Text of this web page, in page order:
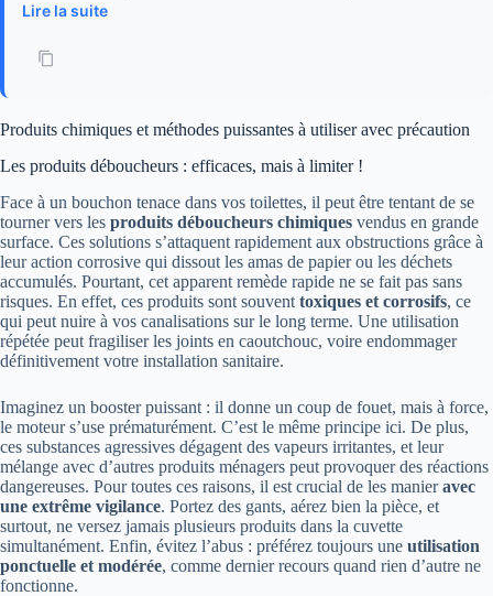
Lire la suite
Produits chimiques et méthodes puissantes à utiliser avec précaution
Les produits déboucheurs : efficaces, mais à limiter !
Face à un bouchon tenace dans vos toilettes, il peut être tentant de se
tourner vers les produits déboucheurs chimiques vendus en grande
surface. Ces solutions s’attaquent rapidement aux obstructions grâce à
leur action corrosive qui dissout les amas de papier ou les déchets
accumulés. Pourtant, cet apparent remède rapide ne se fait pas sans
risques. En effet, ces produits sont souvent toxiques et corrosifs, ce
qui peut nuire à vos canalisations sur le long terme. Une utilisation
répétée peut fragiliser les joints en caoutchouc, voire endommager
définitivement votre installation sanitaire.
Imaginez un booster puissant : il donne un coup de fouet, mais à force,
le moteur s’use prématurément. C’est le même principe ici. De plus,
ces substances agressives dégagent des vapeurs irritantes, et leur
mélange avec d’autres produits ménagers peut provoquer des réactions
dangereuses. Pour toutes ces raisons, il est crucial de les manieravec
une extrême vigilance. Portez des gants, aérez bien la pièce, et
surtout, ne versez jamais plusieurs produits dans la cuvette
simultanément. Enfin, évitez l’abus : préférez toujours une utilisation
ponctuelle et modérée, comme dernier recours quand rien d’autre ne
fonctionne.